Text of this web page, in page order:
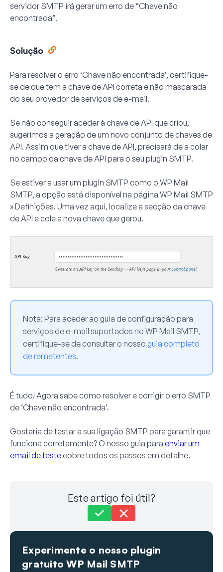
servidor SMTP irá gerar um erro de “Chave não
encontrada”.
Solução
Para resolver o erro ‘Chave não encontrada’, certifique-
se de que tem a chave de API correta e não mascarada
do seu provedor de serviços de e-mail.
Se não conseguir aceder à chave de API que criou,
sugerimos a geração de um novo conjunto de chaves de
API. Assim que tiver a chave de API, precisará de a colar
no campo da chave de API para o seu plugin SMTP.
Se estiver a usar um plugin SMTP como o WP Mail
SMTP, a opção está disponível na página WP Mail SMTP
» Definições. Uma vez aqui, localize a secção da chave
de API e cole a nova chave que gerou.
Nota: Para aceder ao guia de configuração para
serviços de e-mail suportados no WP Mail SMTP,
certifique-se de consultar o nosso guia completo
de remetentes.
É tudo! Agora sabe como resolver e corrigir o erro SMTP
de ‘Chave não encontrada’.
Gostaria de testar a sua ligação SMTP para garantir que
funciona corretamente? O nosso guia para enviar um
email de testecobre todos os passos em detalhe.
Este artigo foi útil?
Ainda preso?
Última atualização em 16 de Setembro de 2024
Experimente o nosso plugin
gratuito WP Mail SMTP